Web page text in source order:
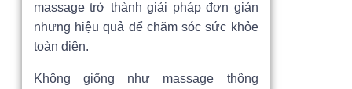
massage trở thành giải pháp đơn giản
nhưng hiệu quả để chăm sóc sức khỏe
toàn diện.
Không giống như massage thông